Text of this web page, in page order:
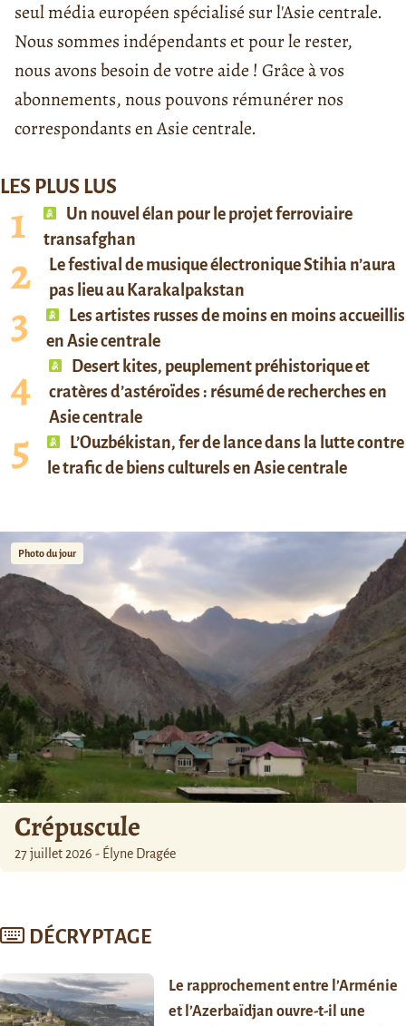
seul média européen spécialisé sur l'Asie centrale.
Nous sommes indépendants et pour le rester,
nous avons besoin de votre aide ! Grâce à vos
abonnements, nous pouvons rémunérer nos
correspondants en Asie centrale.
LES PLUS LUS
Un nouvel élan pour le projet ferroviaire
transafghan
Le festival de musique électronique Stihia n’aura
pas lieu au Karakalpakstan
Les artistes russes de moins en moins accueillis
en Asie centrale
Desert kites, peuplement préhistorique et
cratères d’astéroïdes : résumé de recherches en
Asie centrale
L’Ouzbékistan, fer de lance dans la lutte contre
le trafic de biens culturels en Asie centrale
Photo du jour
Crépuscule
27 juillet 2026 - Élyne Dragée
DÉCRYPTAGE
Le rapprochement entre l’Arménie
et l’Azerbaïdjan ouvre-t-il une